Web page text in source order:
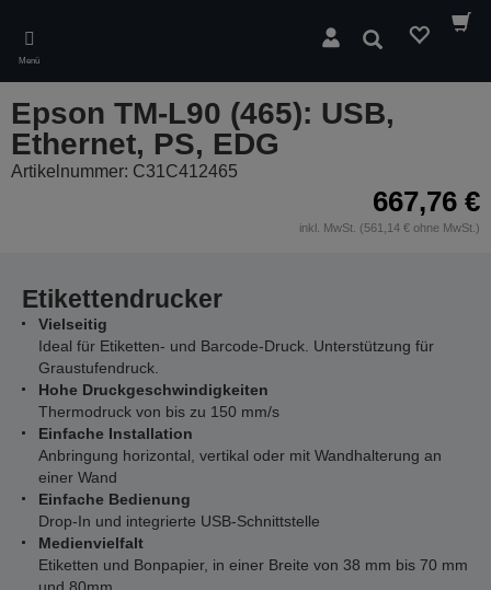
main
content
Menü
Suchen
Epson TM-L90 (465): USB,
Ethernet, PS, EDG
Artikelnummer: C31C412465
667,76 €
inkl. MwSt. (561,14 € ohne MwSt.)
Etikettendrucker
Vielseitig
Ideal für Etiketten- und Barcode-Druck. Unterstützung für
Graustufendruck.
Hohe Druckgeschwindigkeiten
Thermodruck von bis zu 150 mm/s
Einfache Installation
Anbringung horizontal, vertikal oder mit Wandhalterung an
einer Wand
Einfache Bedienung
Drop-In und integrierte USB-Schnittstelle
Medienvielfalt
Etiketten und Bonpapier, in einer Breite von 38 mm bis 70 mm